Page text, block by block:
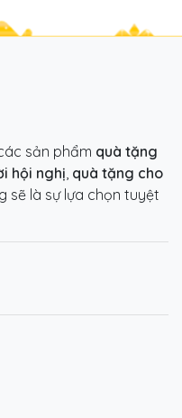
sản phẩm quà tặng
hội nghị quà tặng cho
sẽ là sự lựa chọn tuyệt